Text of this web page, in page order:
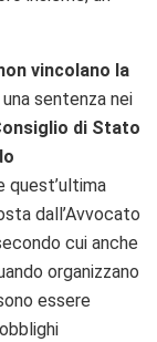
vincolano la
sentenza nei
di Stato
quest’ultima
dall’Avvocato
cui anche
organizzano
essere